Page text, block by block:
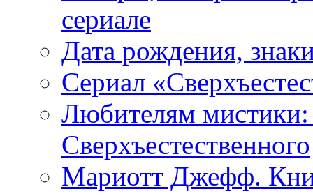
сериале
Дата рождения,
Сериал
Любителям
Сверхъестественного
Мариотт Джефф.